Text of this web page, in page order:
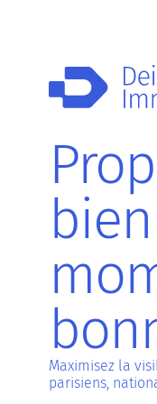
Maximisez la
parisiens,